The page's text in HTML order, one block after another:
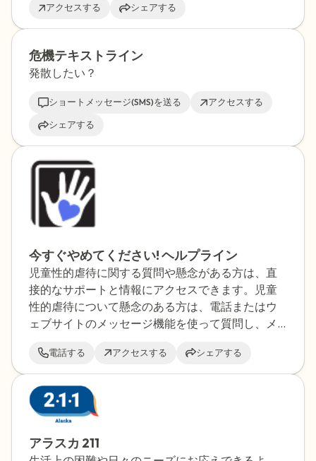
アクセスする シェアする
危機テキストライン
発散したい？
ショートメッセージ(SMS)を送る
アクセスする
シェアする
今すぐやめてください! ヘルプライン
児童性的虐待に関する質問や懸念がある方は、直
接的なサポートと情報にアクセスできます。児童
性的虐待について懸念のある方は、電話またはウ
ェブサイトのメッセージ機能を使って質問し、メ
電話する アクセスする シェアする
アラスカ 211